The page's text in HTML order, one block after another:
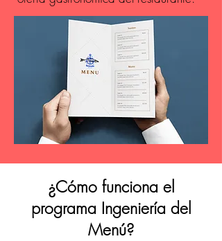
¿Cómo funciona el
programa Ingeniería del
Menú?